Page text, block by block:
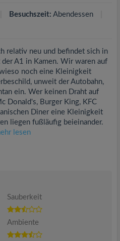
Besuchszeit: Abendessen
relativ neu und befindet sich in
A1 in Kamen. Wir waren auf
noch eine Kleinigkeit
unweit der Autobahn,
ein. Wer keinen Draht auf
Donald's, Burger King, KFC
Diner eine Kleinigkeit
liegen fußläufig beieinander.
lesen
Sauberkeit
Ambiente